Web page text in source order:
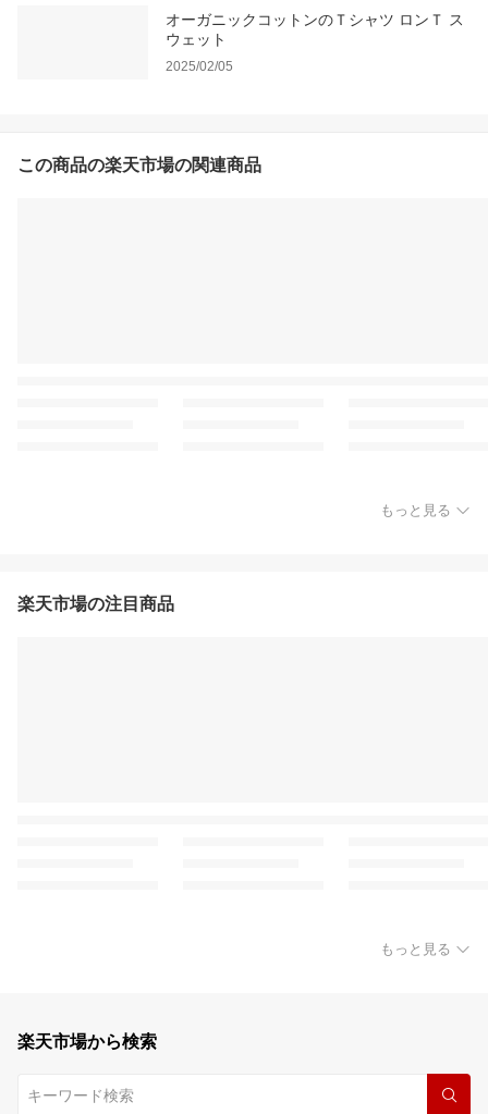
オーガニックコットンのＴシャツ ロンＴ ス
ウェット
2025/02/05
この商品の楽天市場の関連商品
もっと見る
楽天市場の注目商品
もっと見る
楽天市場から検索